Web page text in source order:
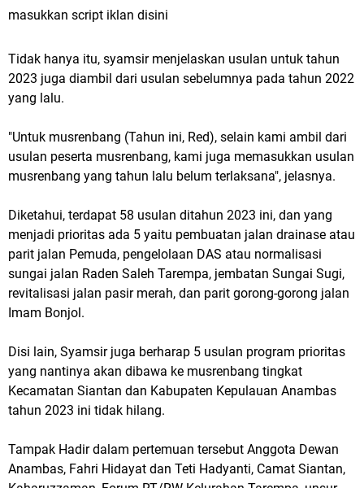
masukkan script iklan disini
Tidak hanya itu, syamsir menjelaskan usulan untuk tahun
2023 juga diambil dari usulan sebelumnya pada tahun 2022
yang lalu.
"Untuk musrenbang (Tahun ini, Red), selain kami ambil dari
usulan peserta musrenbang, kami juga memasukkan usulan
musrenbang yang tahun lalu belum terlaksana", jelasnya.
Diketahui, terdapat 58 usulan ditahun 2023 ini, dan yang
menjadi prioritas ada 5 yaitu pembuatan jalan drainase atau
parit jalan Pemuda, pengelolaan DAS atau normalisasi
sungai jalan Raden Saleh Tarempa, jembatan Sungai Sugi,
revitalisasi jalan pasir merah, dan parit gorong-gorong jalan
Imam Bonjol.
Disi lain, Syamsir juga berharap 5 usulan program prioritas
yang nantinya akan dibawa ke musrenbang tingkat
Kecamatan Siantan dan Kabupaten Kepulauan Anambas
tahun 2023 ini tidak hilang.
Tampak Hadir dalam pertemuan tersebut Anggota Dewan
Anambas, Fahri Hidayat dan Teti Hadyanti, Camat Siantan,